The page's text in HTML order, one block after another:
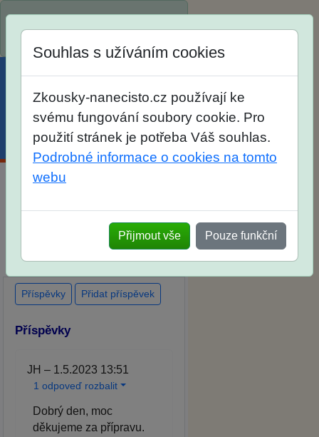
Menu Účet Košík
po skutečných přijímacích
zkouškách
Souhlas s užíváním cookies
Zkousky-nanecisto.cz používají ke
svému fungování soubory cookie. Pro
použití stránek je potřeba Váš souhlas.
Podrobné informace o cookies na tomto
webu
Přijmout vše Pouze funkční
Příspěvky Přidat příspěvek
Příspěvky
JH – 1.5.2023 13:51
1 odpoveď rozbalit
Dobrý den, moc
děkujeme za přípravu.